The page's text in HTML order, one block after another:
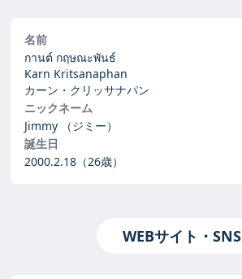
名前
กานต์ กฤษณะพันธ์
Karn Kritsanaphan
カーン・クリッサナパン
ニックネーム
Jimmy
（ジミー）
誕生日
2000.2.18 （26歳）
WEBサイト・SNS